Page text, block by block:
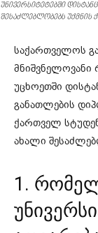
უნივერსიტეტებში
შესაძლებლობებს
საქართველოს
მნიშვნელოვანი
უცხოეთში
განათლების
ქართველ
ახალი
1. რომელ